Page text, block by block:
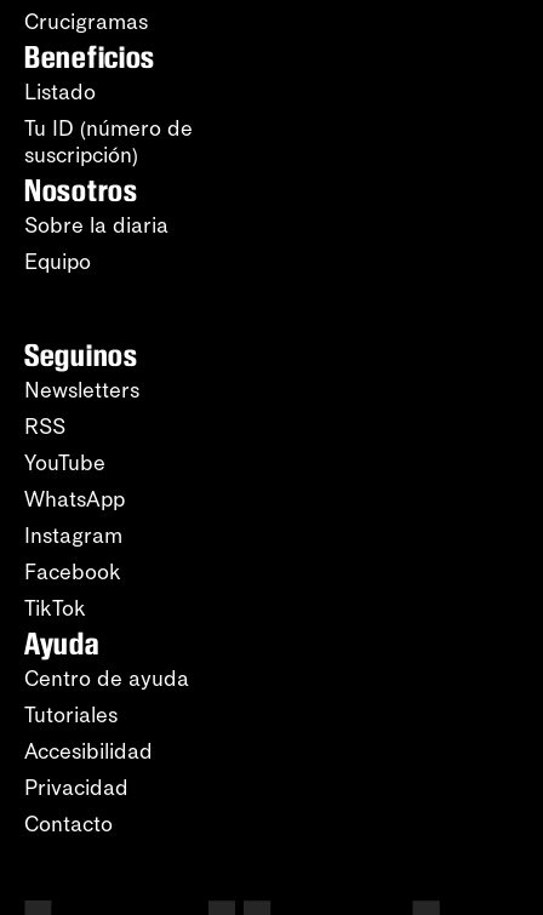
Crucigramas
Beneficios
Listado
Tu ID (número de
suscripción)
Nosotros
Sobre la diaria
Equipo
Seguinos
Newsletters
RSS
YouTube
WhatsApp
Instagram
Facebook
TikTok
Ayuda
Centro de ayuda
Tutoriales
Accesibilidad
Privacidad
Contacto